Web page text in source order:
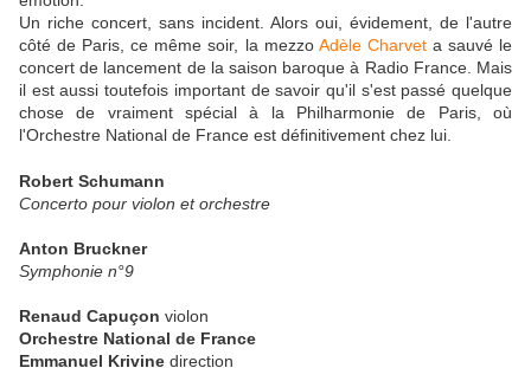
Un riche concert, sans incident. Alors oui, évidement, de l'autre
côté de Paris, ce même soir, la mezzo Adèle Charveta sauvé le
concert de lancement de la saison baroque à Radio France. Mais
il est aussi toutefois important de savoir qu'il s'est passé quelque
chose de vraiment spécial à la Philharmonie de Paris, où
l'Orchestre National de France est définitivement chez lui.
Robert Schumann
Concerto pour violon et orchestre
Anton Bruckner
Symphonie n°9
Renaud Capuçon violon
Orchestre National de France
Emmanuel Krivine direction